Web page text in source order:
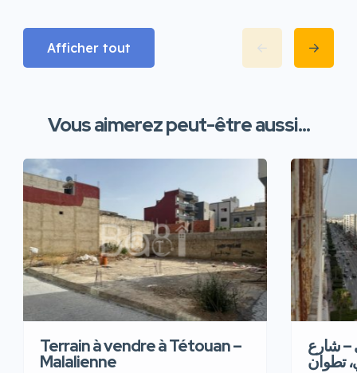
Afficher tout
Vous aimerez peut-être aussi...
Terrain à vendre à Tétouan –
Malalienne
– شارع
تطوان